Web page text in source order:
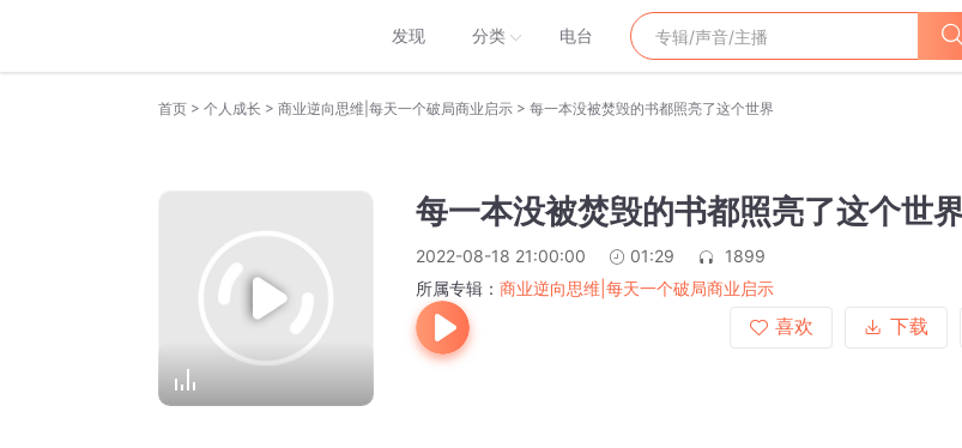
发现 分类 电台
首页 > 个人成长 > 商业逆向思维|每天一个破局商业启示 > 每一本没被焚毁的书都照亮了这个世界
每一本没被焚毁的书都照亮了这个世
2022-08-18 21:00:00 01:29
1899
所属专辑： 商业逆向思维|每天一个破局商业启示
喜欢
下载